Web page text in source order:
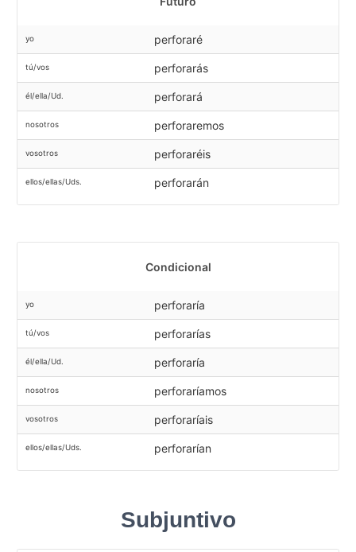
yo perforaré
tú/vos perforarás
él/ella/Ud. perforará
nosotros perforaremos
vosotros perforaréis
ellos/ellas/Uds. perforarán
Condicional
yo perforaría
tú/vos perforarías
él/ella/Ud. perforaría
nosotros perforaríamos
vosotros perforaríais
ellos/ellas/Uds. perforarían
Subjuntivo